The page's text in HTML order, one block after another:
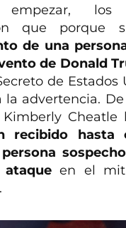
los
que porque
de una
de Donald
de Estados
la advertencia.
Cheatle
recibido hasta
en el